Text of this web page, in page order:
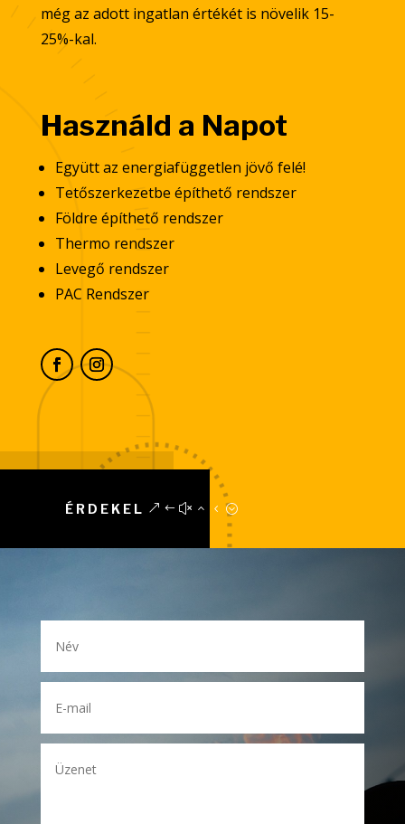
még az adott ingatlan értékét is növelik 15-
25%-kal.
Használd a Napot
Együtt az energiafüggetlen jövő felé!
Tetőszerkezetbe építhető rendszer
Földre építhető rendszer
Thermo rendszer
Levegő rendszer
PAC Rendszer
ÉRDEKEL